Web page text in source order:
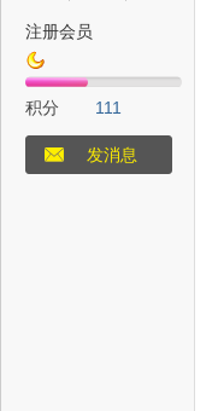
注册会员
积分 111
发消息